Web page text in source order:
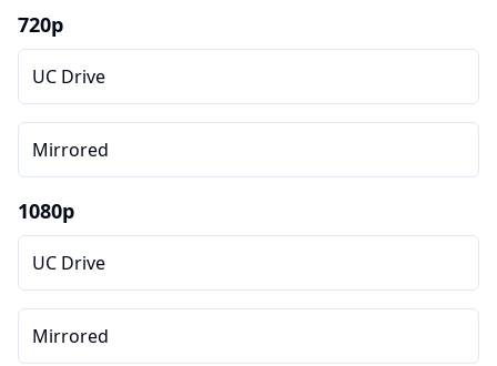
720p
UC Drive
Mirrored
1080p
UC Drive
Mirrored